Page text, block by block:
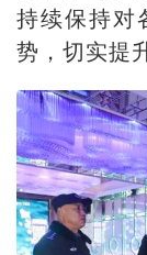
持续保持对
势，切实提